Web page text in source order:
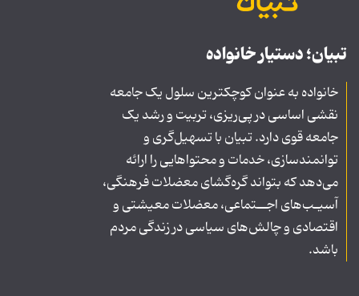
تبیان؛ دستیار خانواده
خانواده به عنوان کوچکترین سلول یک جامعه
نقشی اساسی در پی‌ریزی، تربیت و رشد یک
جامعه قوی دارد. تبیان با تسهیل‌گری و
توانمندسازی، خدمات و محتواهایی را ارائه
می‌دهد که بتواند گره‌گشای معضلات فرهنگی،
آسیـب‌های اجــتماعی، معضلات معیشتی و
اقتصادی و چالش‌های سیاسی در زندگی مردم
باشد.